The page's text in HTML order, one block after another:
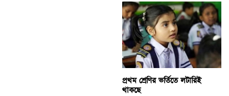
প্রথম শ্রেণির ভর্তিতে লটারিই
থাকছে